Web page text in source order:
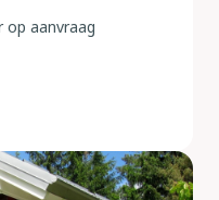
op aanvraag